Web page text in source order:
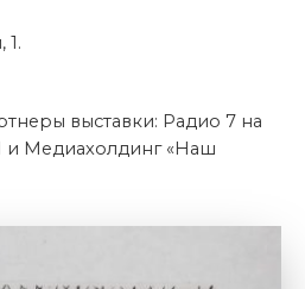
1.
выставки: Радио 7 на
и Медиахолдинг «Наш